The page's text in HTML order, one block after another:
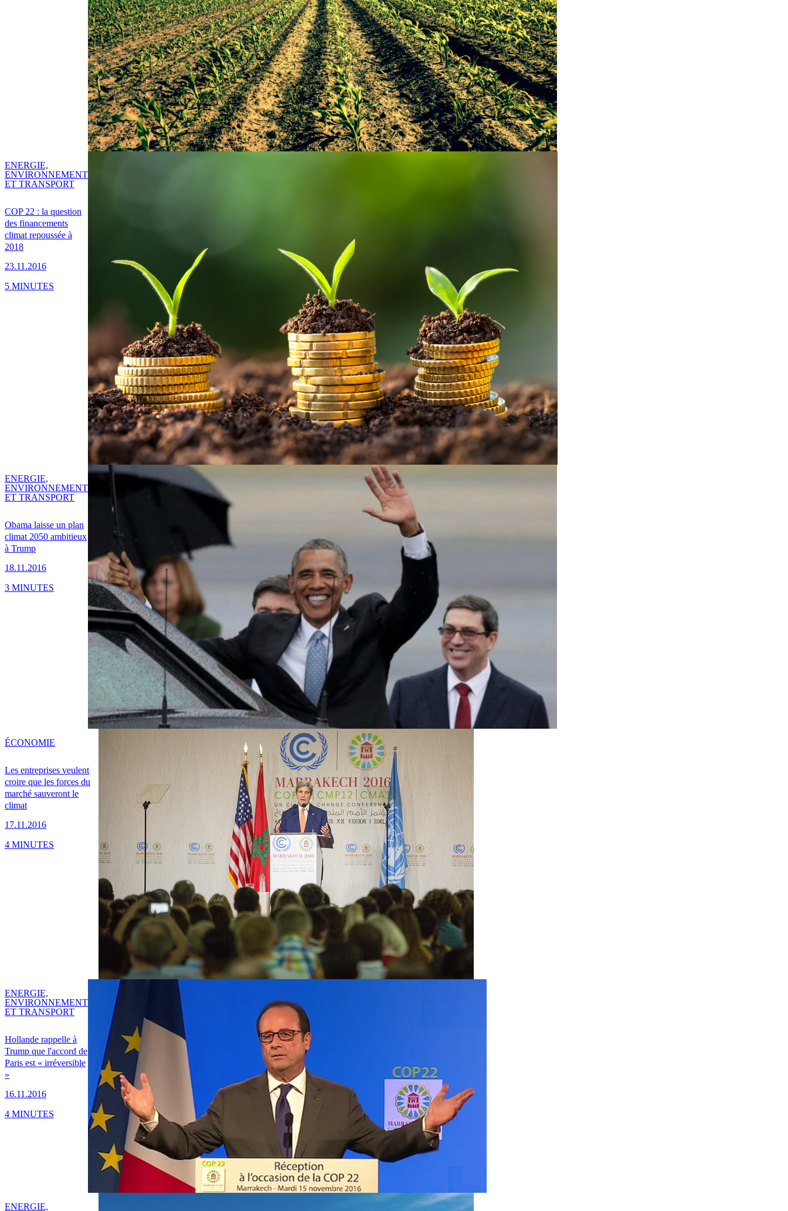
COP 22 : la question
des financements
climat repoussée à
2018
23.11.2016
ENERGIE,
ENVIRONNEMENT
ET TRANSPORT
5 MINUTES
Obama laisse un plan
climat 2050 ambitieux
à Trump
18.11.2016
ENERGIE,
ENVIRONNEMENT
ET TRANSPORT
3 MINUTES
Les entreprises veulent
croire que les forces du
marché sauveront le
climat
17.11.2016
ÉCONOMIE
4 MINUTES
Hollande rappelle à
Trump que l'accord de
Paris est « irréversible
»
16.11.2016
ENERGIE,
ENVIRONNEMENT
ET TRANSPORT
4 MINUTES
ENERGIE,